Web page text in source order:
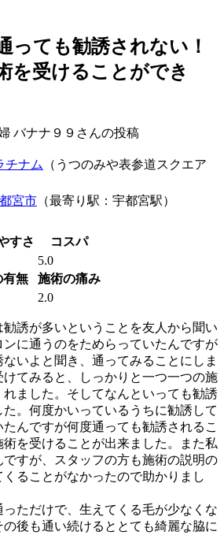
っても勧誘されない！
を受けることができ
バナナ９９さんの投稿
チナム
（うつのみや表参道スクエア
宮市 （最寄り駅：宇都宮駅）
すさ
コスパ
5.0
有無
施術の痛み
2.0
誘が多いということを友人から聞い
に通うのをためらっていたんですが
いよと聞き、通ってみることにしま
けてみると、しっかりと一つ一つの施
ました。そしてなんといっても勧誘
。何度かいっているうちに勧誘して
んですが何度通っても勧誘されるこ
を受けることが出来ました。また私
すが、スタッフの方も施術の説明の
ることがなかったので助かりまし
ただけで、生えてくる毛が少なくな
後も通い続けるととても綺麗な脇に